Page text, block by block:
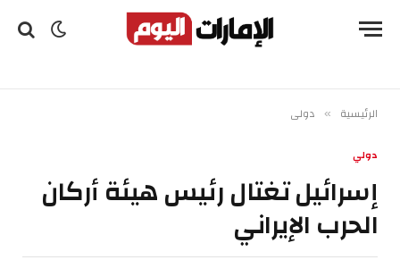
الرئيسية » دولي
دولي
إسرائيل تغتال رئيس هيئة أركان
الحرب الإيراني